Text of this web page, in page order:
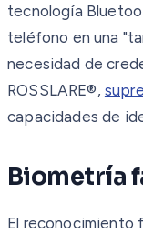
tecnología
teléfono en una
necesidad de
ROSSLARE®,
capacidades de
Biometría
El reconocimiento